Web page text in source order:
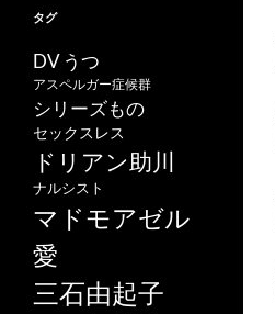
タグ
DV うつ
アスペルガー症候群
シリーズもの
セックスレス
ドリアン助川
ナルシスト
マドモアゼル
愛
三石由起子